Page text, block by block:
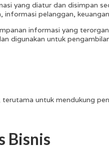
yang diatur dan disimpan
pelanggan,
informasi yang
digunakan untuk
untuk mendukung
Bisnis